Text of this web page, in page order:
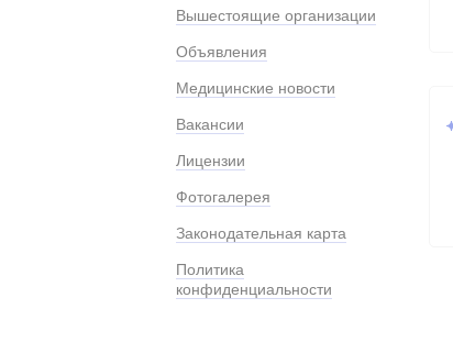
Вышестоящие организации
Объявления
Медицинские новости
Вакансии
Лицензии
Фотогалерея
Законодательная карта
Политика
конфиденциальности